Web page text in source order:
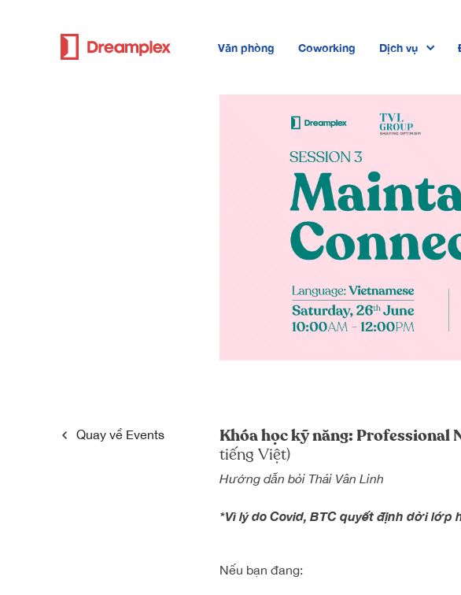
Văn phòng Coworking Dịch vụ
Quay về Events Khóa học kỹ năng: Professional
tiếng Việt)
Hướng dẫn bỏi Thái Vân Linh
*Vì lý do Covid, BTC quyết định dời
Nếu bạn đang: